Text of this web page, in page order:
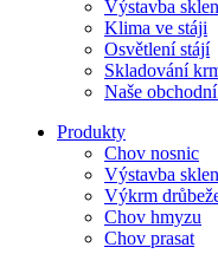
Výstavba
Klima ve stáji
Osvětlení stájí
Skladování
Naše
Produkty
Chov nosnic
Výstavba
Výkrm
Chov hmyzu
Chov prasat